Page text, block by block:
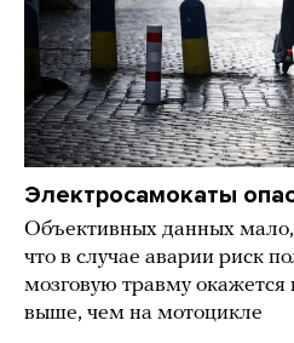
Электросамокаты
Объективных данных
что в случае аварии риск
мозговую травму окажется
выше, чем на мотоцикле